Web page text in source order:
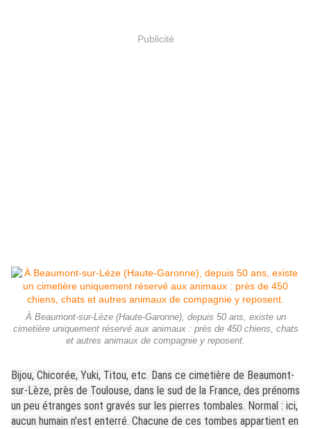
Publicité
À Beaumont-sur-Lèze (Haute-Garonne), depuis 50 ans, existe un
cimetière uniquement réservé aux animaux : près de 450 chiens, chats
et autres animaux de compagnie y reposent.
Bijou, Chicorée, Yuki, Titou, etc. Dans ce cimetière de Beaumont-
sur-Lèze, près de Toulouse, dans le sud de la France, des prénoms
un peu étranges sont gravés sur les pierres tombales. Normal : ici,
aucun humain n'est enterré. Chacune de ces tombes appartient en